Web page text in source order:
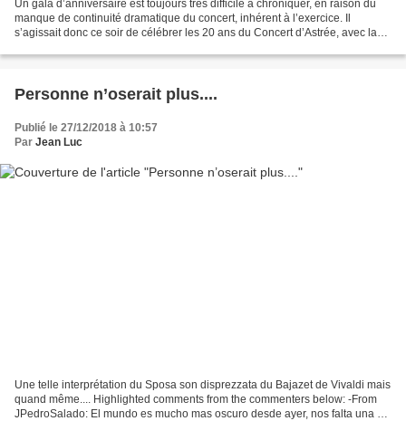
Un gala d’anniversaire est toujours très difficile à chroniquer, en raison du
manque de continuité dramatique du concert, inhérent à l’exercice. Il
s’agissait donc ce soir de célébrer les 20 ans du Concert d’Astrée, avec la
Personne n’oserait plus....
Publié le 27/12/2018 à 10:57
Par Jean Luc
Une telle interprétation du Sposa son disprezzata du Bajazet de Vivaldi mais
quand même.... Highlighted comments from the commenters below: -From
JPedroSalado: El mundo es mucho mas oscuro desde ayer, nos falta una de